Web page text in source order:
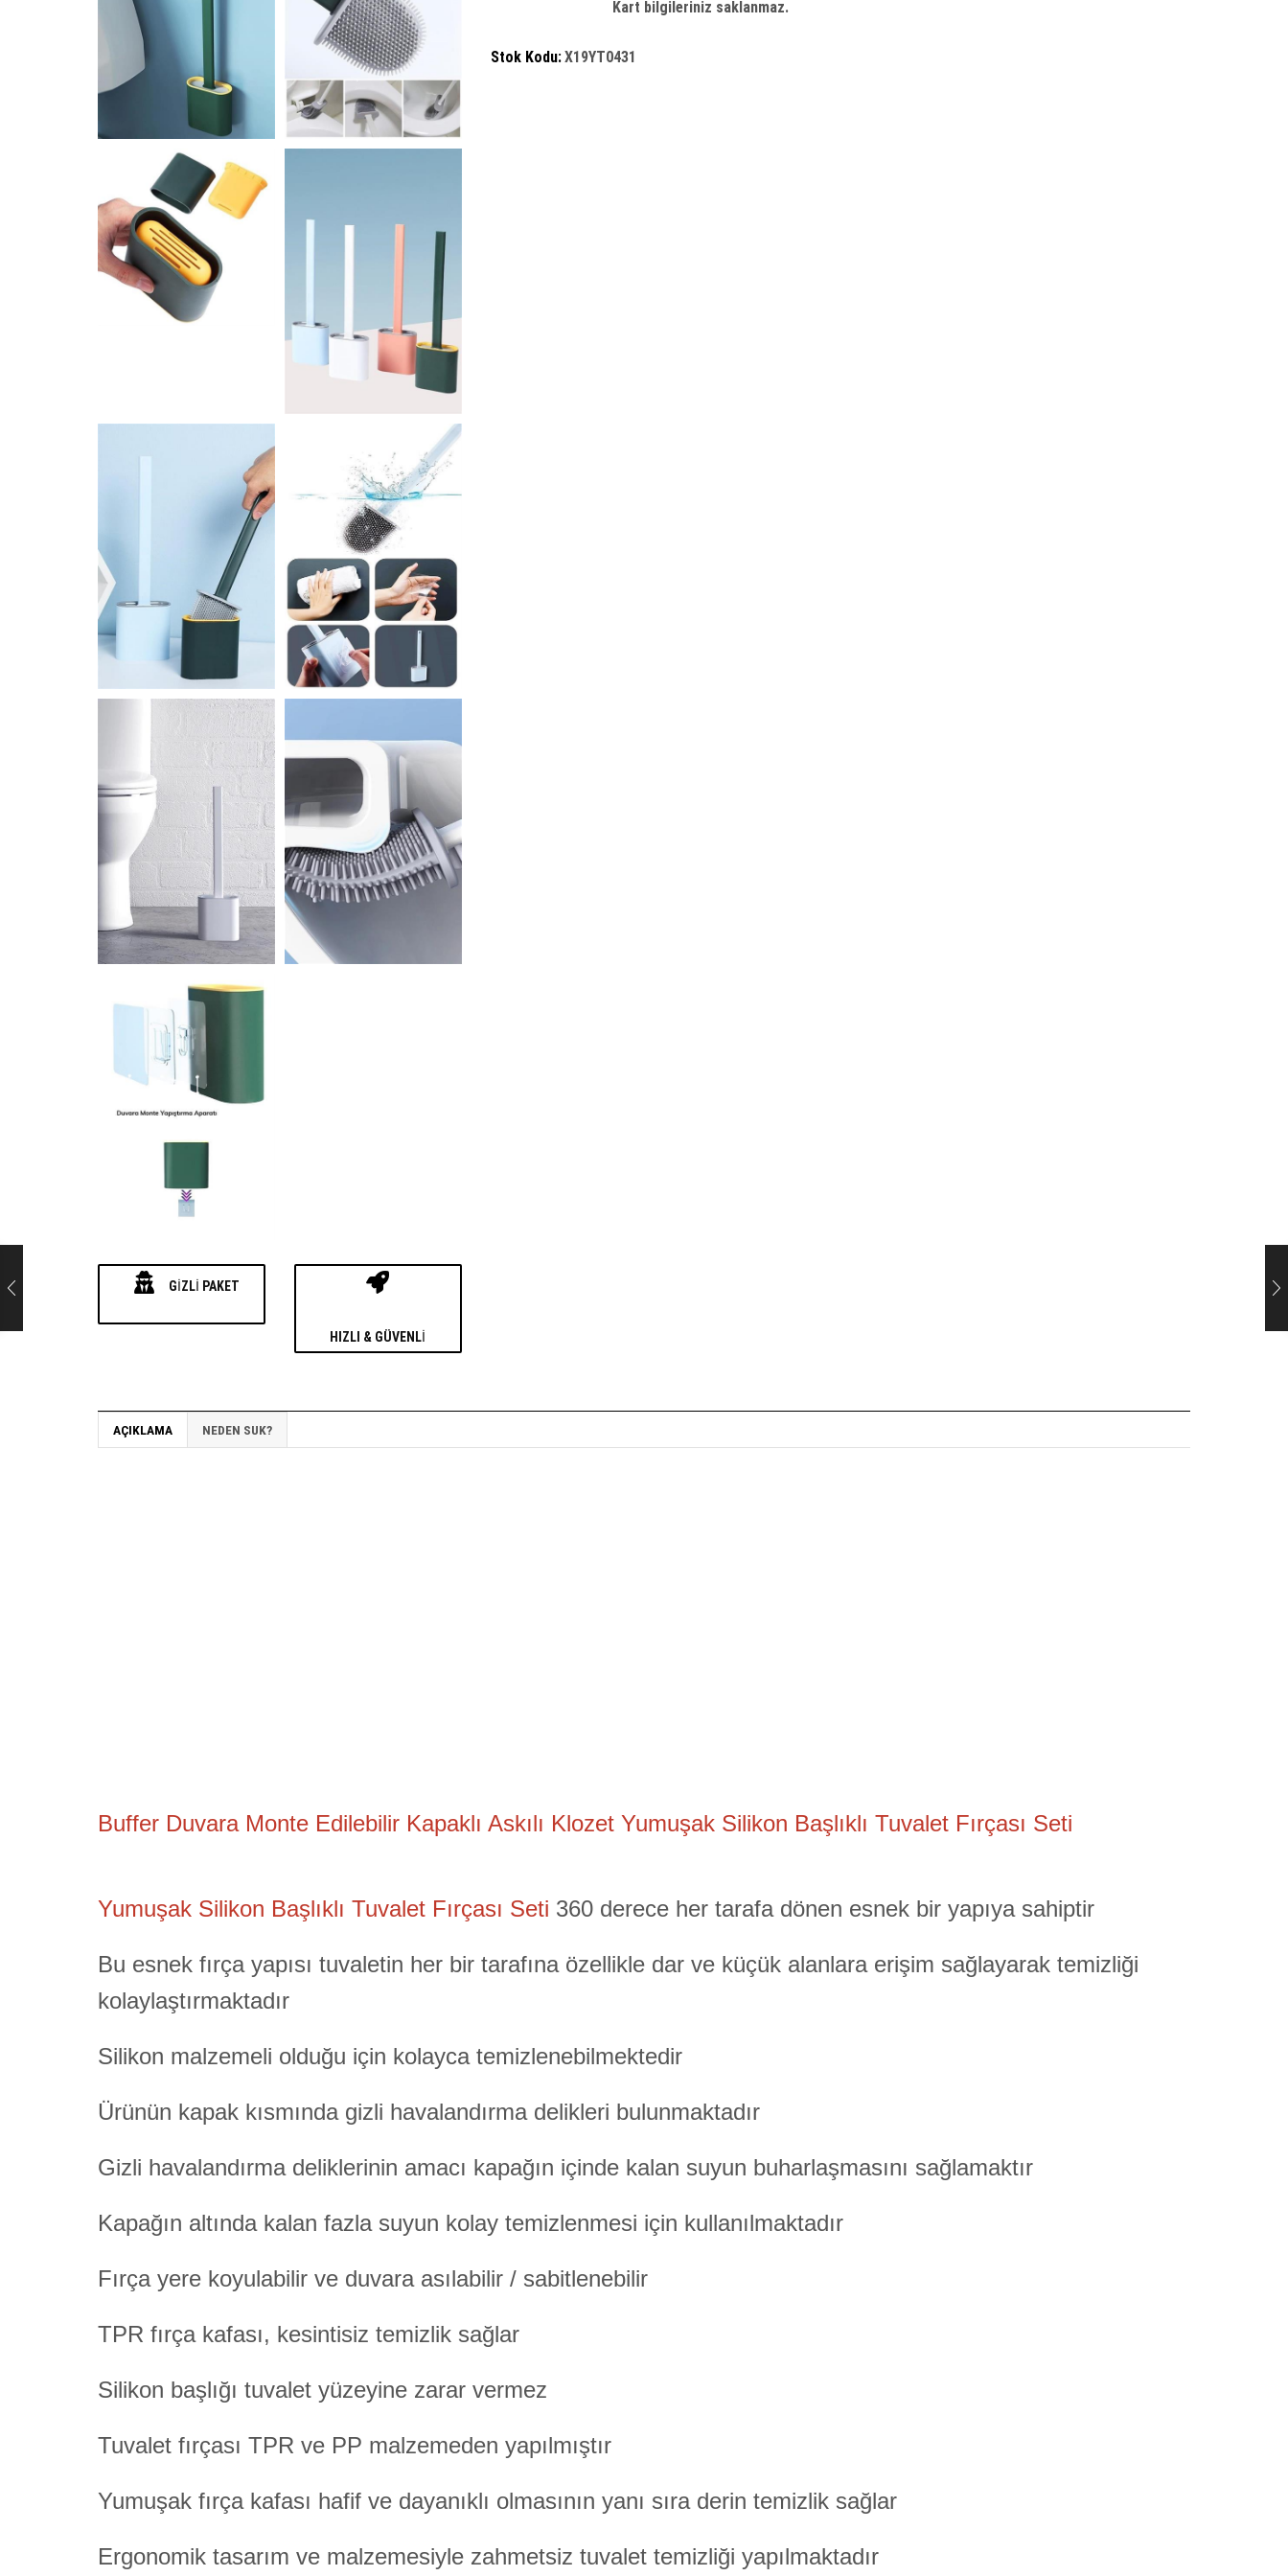
GIZLI PAKET
HIZLI & GÜVENLI
Kart bilgileriniz saklanmaz.
Stok Kodu:X19YT0431
AÇIKLAMA NEDEN SUK?
Buffer Duvara Monte Edilebilir Kapaklı Askılı Klozet Yumuşak Silikon Başlıklı Tuvalet Fırçası Seti
Yumuşak Silikon Başlıklı Tuvalet Fırçası Seti 360 derece her tarafa dönen esnek bir yapıya sahiptir
Bu esnek fırça yapısı tuvaletin her bir tarafına özellikle dar ve küçük alanlara erişim sağlayarak temizliği
kolaylaştırmaktadır
Silikon malzemeli olduğu için kolayca temizlenebilmektedir
Ürünün kapak kısmında gizli havalandırma delikleri bulunmaktadır
Gizli havalandırma deliklerinin amacı kapağın içinde kalan suyun buharlaşmasını sağlamaktır
Kapağın altında kalan fazla suyun kolay temizlenmesi için kullanılmaktadır
Fırça yere koyulabilir ve duvara asılabilir / sabitlenebilir
TPR fırça kafası, kesintisiz temizlik sağlar
Silikon başlığı tuvalet yüzeyine zarar vermez
Tuvalet fırçası TPR ve PP malzemeden yapılmıştır
Yumuşak fırça kafası hafif ve dayanıklı olmasının yanı sıra derin temizlik sağlar
Ergonomik tasarım ve malzemesiyle zahmetsiz tuvalet temizliği yapılmaktadır